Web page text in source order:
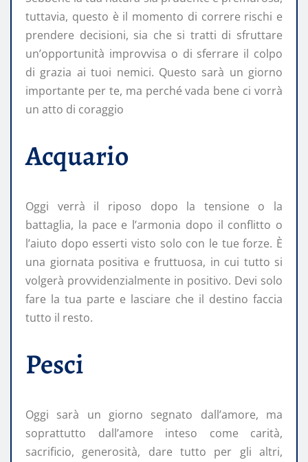
tuttavia, questo è il momento di correre rischi e
prendere decisioni, sia che si tratti di sfruttare
un’opportunità improvvisa o di sferrare il colpo
di grazia ai tuoi nemici. Questo sarà un giorno
importante per te, ma perché vada bene ci vorrà
un atto di coraggio
Acquario
Oggi verrà il riposo dopo la tensione o la
battaglia, la pace e l’armonia dopo il conflitto o
l’aiuto dopo esserti visto solo con le tue forze. È
una giornata positiva e fruttuosa, in cui tutto si
volgerà provvidenzialmente in positivo. Devi solo
fare la tua parte e lasciare che il destino faccia
tutto il resto.
Pesci
Oggi sarà un giorno segnato dall’amore, ma
soprattutto dall’amore inteso come carità,
sacrificio, generosità, dare tutto per gli altri,